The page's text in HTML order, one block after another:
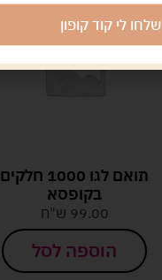
תואם לגו 1000 חלקים
בקופסא
99.00 ש"ח
הוספה לסל
שלחו לי קוד קופון